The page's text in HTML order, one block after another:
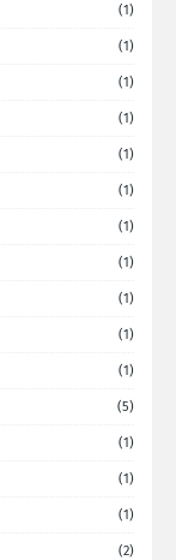
(1)
(1)
(1)
(1)
(1)
(1)
(1)
(1)
(1)
(1)
(1)
(5)
(1)
(1)
(1)
(2)